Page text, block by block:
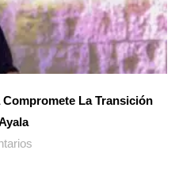
La Transición